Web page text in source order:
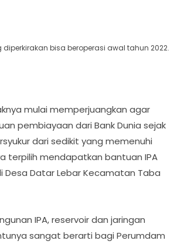
diperkirakan bisa beroperasi awal tahun 2022.
mulai memperjuangkan agar
pembiayaan dari Bank Dunia sejak
dari sedikit yang memenuhi
terpilih mendapatkan bantuan IPA
Desa Datar Lebar Kecamatan Taba
IPA, reservoir dan jaringan
sangat berarti bagi Perumdam